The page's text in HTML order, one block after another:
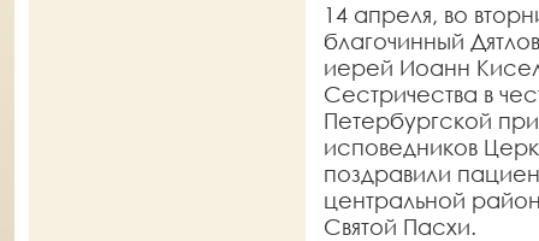
14 апреля, во
благочинный
иерей Иоанн
Сестричества в
Петербургской
исповедников
поздравили
центральной
Святой Пасхи.